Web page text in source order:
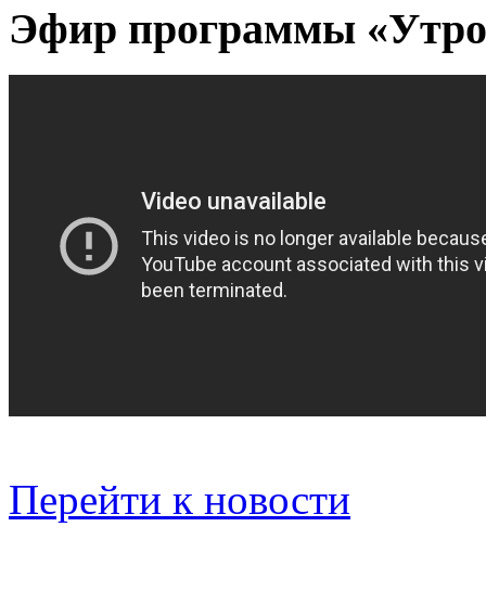
Эфир программы «Утро
Перейти к новости